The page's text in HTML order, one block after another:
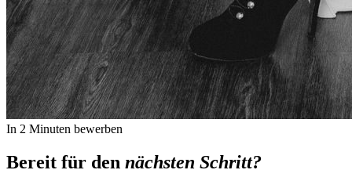
In 2 Minuten bewerben
Bereit für den nächsten Schritt?